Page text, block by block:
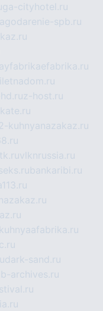
cityhotel.ru
spb.ru
z-host.ru
kuhnyanazakaz.ru
vlknrussia.ru
bankaribi.ru
dark-sand.ru
archives.ru